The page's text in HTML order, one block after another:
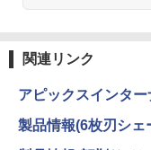
関連リンク
アピックスインタ
製品情報(6枚刃シ